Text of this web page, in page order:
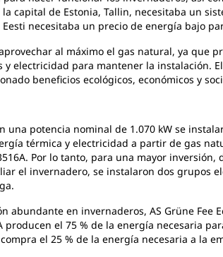
capital de Estonia, Tallin, necesitaba un
necesitaba un precio de energía bajo
al máximo el gas natural, ya que
electricidad para mantener la instalación.
beneficios ecológicos, económicos y
potencia nominal de 1.070 kW se
térmica y electricidad a partir de gas
Por lo tanto, para una mayor
el invernadero, se instalaron dos grupos
abundante en invernaderos, AS Grüne
producen el 75 % de la energía necesaria
el 25 % de la energía necesaria a la